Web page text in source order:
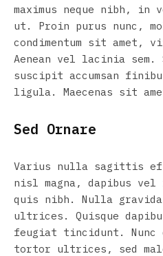
maximus neque nibh, in
ut. Proin purus nunc,
condimentum sit amet,
Aenean vel lacinia sem.
suscipit accumsan
ligula. Maecenas sit
Sed Ornare
Varius nulla sagittis
nisl magna, dapibus
quis nibh. Nulla
ultrices. Quisque
feugiat tincidunt. Nunc
tortor ultrices, sed